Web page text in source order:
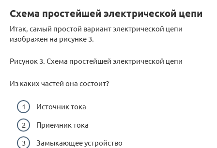
Схема простейшей электрической цепи
Итак, самый простой вариант электрической цепи
изображен на рисунке 3.
Рисунок 3. Схема простейшей электрической цепи
Из каких частей она состоит?
Источник тока
Приемник тока
Замыкающее устройство